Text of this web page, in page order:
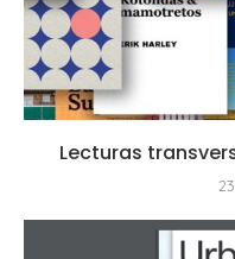
Lecturas